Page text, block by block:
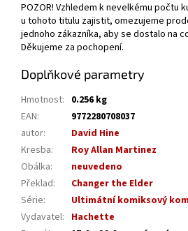
POZOR! Vzhledem k nevelkému počtu
u tohoto titulu zajistit, omezujeme
jednoho zákazníka, aby se dostalo na
Děkujeme za pochopení.
Doplňkové parametry
Hmotnost: 0.256 kg
EAN:
9772280708037
autor:
David Hine
Kresba:
Roy Allan Martinez
Obálka:
neuvedeno
Překlad:
Changer the Elder
Série:
Ultimátní komiksový
Vydavatel: Hachette